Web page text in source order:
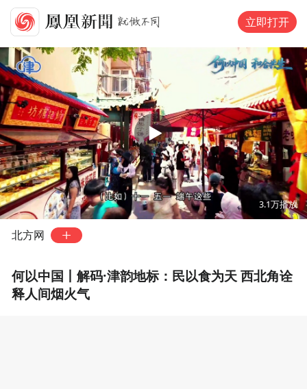
立即打开
00:00 05:15
3.1万播放
北方网
何以中国丨解码·津韵地标：民以食为天 西北角诠
释人间烟火气